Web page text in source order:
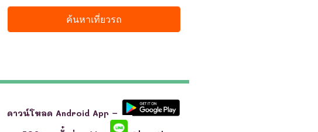
ดาวน์โหลด Android App –